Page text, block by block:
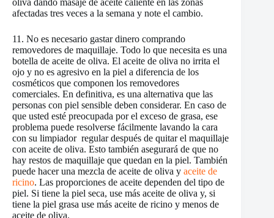
oliva dando masaje de aceite caliente en las zonas
afectadas tres veces a la semana y note el cambio.
11. No es necesario gastar dinero comprando
removedores de maquillaje. Todo lo que necesita es una
botella de aceite de oliva. El aceite de oliva no irrita el
ojo y no es agresivo en la piel a diferencia de los
cosméticos que componen los removedores
comerciales. En definitiva, es una alternativa que las
personas con piel sensible deben considerar. En caso de
que usted esté preocupada por el exceso de grasa, ese
problema puede resolverse fácilmente lavando la cara
con su limpiador regular después de quitar el maquillaje
con aceite de oliva. Esto también asegurará de que no
hay restos de maquillaje que quedan en la piel. También
puede hacer una mezcla de aceite de oliva y aceite de
ricino. Las proporciones de aceite dependen del tipo de
piel. Si tiene la piel seca, use más aceite de oliva y, si
tiene la piel grasa use más aceite de ricino y menos de
aceite de oliva.